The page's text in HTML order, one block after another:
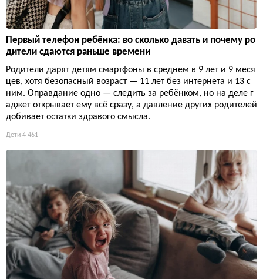
Первый телефон ребёнка: во сколько давать и почему ро
дители сдаются раньше времени
Родители дарят детям смартфоны в среднем в 9 лет и 9 меся
цев, хотя безопасный возраст — 11 лет без интернета и 13 с
ним. Оправдание одно — следить за ребёнком, но на деле г
аджет открывает ему всё сразу, а давление других родителей
добивает остатки здравого смысла.
Дети 4 461